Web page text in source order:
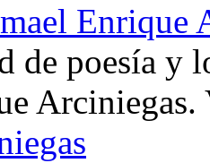
Enrique
de poesía y